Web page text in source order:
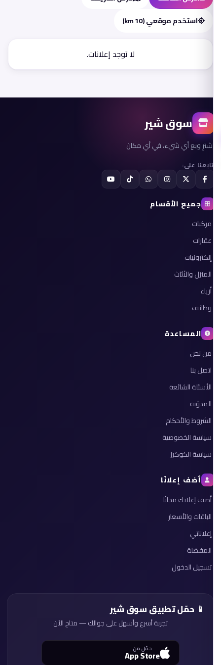
استخدم موقعي (10 km)
لا توجد إعلانات.
سوق شير
اشترِ وبع أي شيء، في أي مكان
تابعنا على:
جميع الأقسام
مركبات
عقارات
إلكترونيات
المنزل والأثاث
أزياء
وظائف
المساعدة
من نحن
اتصل بنا
الأسئلة الشائعة
المدوّنة
الشروط والأحكام
سياسة الخصوصية
سياسة الكوكيز
أضف إعلانًا
أضف إعلانك مجانًا
الباقات والأسعار
إعلاناتي
المفضلة
تسجيل الدخول
📱 حمّل تطبيق سوق شير
تجربة أسرع وأسهل على جوالك — متاح الآن
حمّل من
App Store